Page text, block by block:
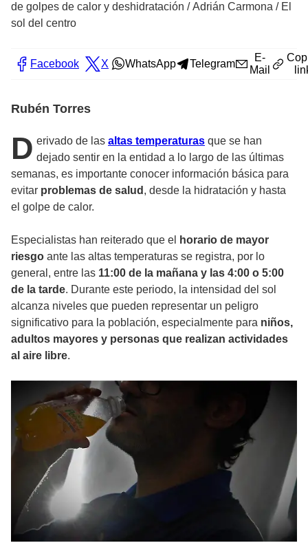
de golpes de calor y deshidratación /Adrián Carmona / El
sol del centro
Facebook X WhatsApp Telegram
E-
Mail
Rubén Torres
D erivado de las altas temperaturas que se han
dejado sentir en la entidad a lo largo de las últimas
semanas, es importante conocer información básica para
evitar problemas de salud , desde la hidratación y hasta
el golpe de calor.
Especialistas han reiterado que el
horario de mayor
riesgo ante las altas temperaturas se registra, por lo
general, entre las 11:00 de la mañana y las 4:00 o 5:00
de la tarde. Durante este periodo, la intensidad del sol
alcanza niveles que pueden representar un peligro
significativo para la población, especialmente para niños,
adultos mayores y personas que realizan actividades
al aire libre.